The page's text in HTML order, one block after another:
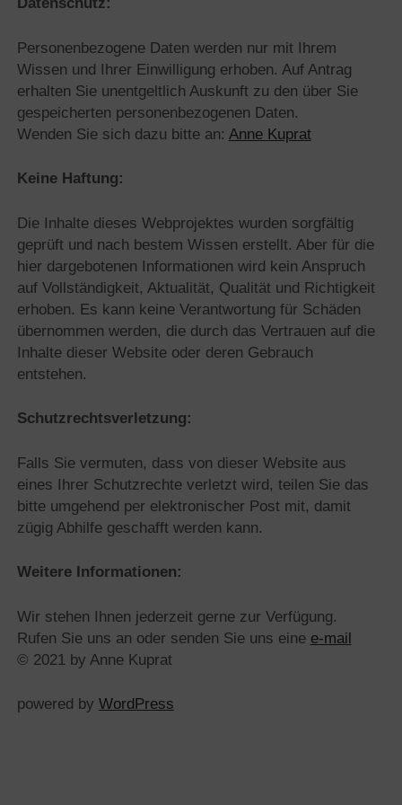
Personenbezogene Daten werden nur mit Ihrem
Wissen und Ihrer Einwilligung erhoben. Auf Antrag
erhalten Sie unentgeltlich Auskunft zu den über Sie
gespeicherten personenbezogenen Daten.
Wenden Sie sich dazu bitte an: Anne Kuprat
Keine Haftung:
Die Inhalte dieses Webprojektes wurden sorgfältig
geprüft und nach bestem Wissen erstellt. Aber für die
hier dargebotenen Informationen wird kein Anspruch
auf Vollständigkeit, Aktualität, Qualität und Richtigkeit
erhoben. Es kann keine Verantwortung für Schäden
übernommen werden, die durch das Vertrauen auf die
Inhalte dieser Website oder deren Gebrauch
entstehen.
Schutzrechtsverletzung:
Falls Sie vermuten, dass von dieser Website aus
eines Ihrer Schutzrechte verletzt wird, teilen Sie das
bitte umgehend per elektronischer Post mit, damit
zügig Abhilfe geschafft werden kann.
Weitere Informationen:
Wir stehen Ihnen jederzeit gerne zur Verfügung.
Rufen Sie uns an oder senden Sie uns eine e-mail
© 2021 by Anne Kuprat
powered by WordPress